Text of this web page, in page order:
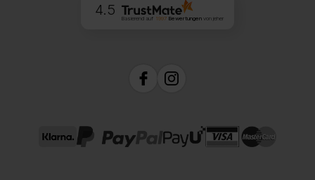
4.5
Basierend auf 1997Bewertungen von jeher